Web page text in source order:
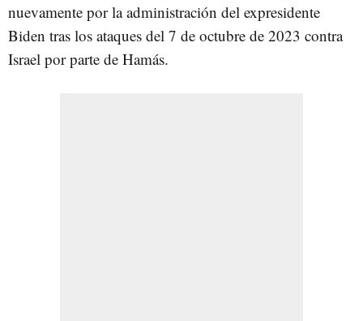
nuevamente por la administración del expresidente
Biden tras los ataques del 7 de octubre de 2023 contra
Israel por parte de Hamás.